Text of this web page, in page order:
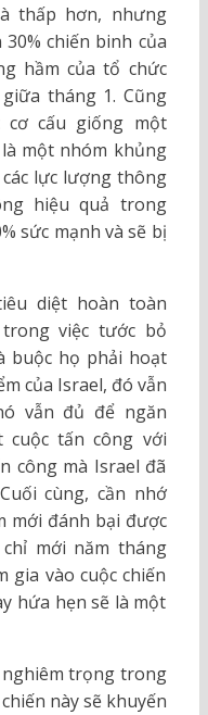
thấp hơn, nhưng
chiến binh của
hầm của tổ chức
tháng 1. Cũng
cơ cấu giống một
một nhóm khủng
lực lượng thông
hiệu quả trong
sức mạnh và sẽ bị
diệt hoàn toàn
việc tước bỏ
buộc họ phải hoạt
của Israel, đó vẫn
vẫn đủ để ngăn
cuộc tấn công với
công mà Israel đã
cùng, cần nhớ
mới đánh bại được
mới năm tháng
vào cuộc chiến
hứa hẹn sẽ là một
nghiêm trọng trong
này sẽ khuyến